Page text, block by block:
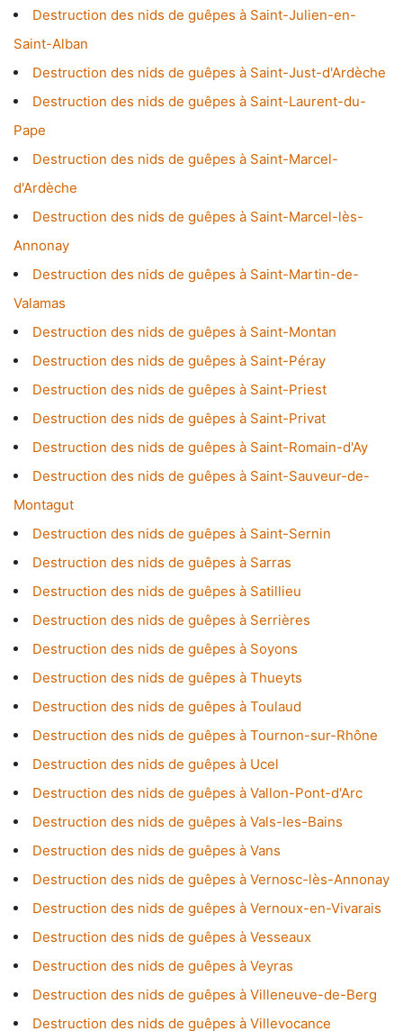
Destruction des nids de guêpes à Saint-Julien-en-
Saint-Alban
Destruction des nids de guêpes à Saint-Just-d'Ardèche
Destruction des nids de guêpes à Saint-Laurent-du-
Pape
Destruction des nids de guêpes à Saint-Marcel-
d'Ardèche
Destruction des nids de guêpes à Saint-Marcel-lès-
Annonay
Destruction des nids de guêpes à Saint-Martin-de-
Valamas
Destruction des nids de guêpes à Saint-Montan
Destruction des nids de guêpes à Saint-Péray
Destruction des nids de guêpes à Saint-Priest
Destruction des nids de guêpes à Saint-Privat
Destruction des nids de guêpes à Saint-Romain-d'Ay
Destruction des nids de guêpes à Saint-Sauveur-de-
Montagut
Destruction des nids de guêpes à Saint-Sernin
Destruction des nids de guêpes à Sarras
Destruction des nids de guêpes à Satillieu
Destruction des nids de guêpes à Serrières
Destruction des nids de guêpes à Soyons
Destruction des nids de guêpes à Thueyts
Destruction des nids de guêpes à Toulaud
Destruction des nids de guêpes à Tournon-sur-Rhône
Destruction des nids de guêpes à Ucel
Destruction des nids de guêpes à Vallon-Pont-d'Arc
Destruction des nids de guêpes à Vals-les-Bains
Destruction des nids de guêpes à Vans
Destruction des nids de guêpes à Vernosc-lès-Annonay
Destruction des nids de guêpes à Vernoux-en-Vivarais
Destruction des nids de guêpes à Vesseaux
Destruction des nids de guêpes à Veyras
Destruction des nids de guêpes à Villeneuve-de-Berg
Destruction des nids de guêpes à Villevocance